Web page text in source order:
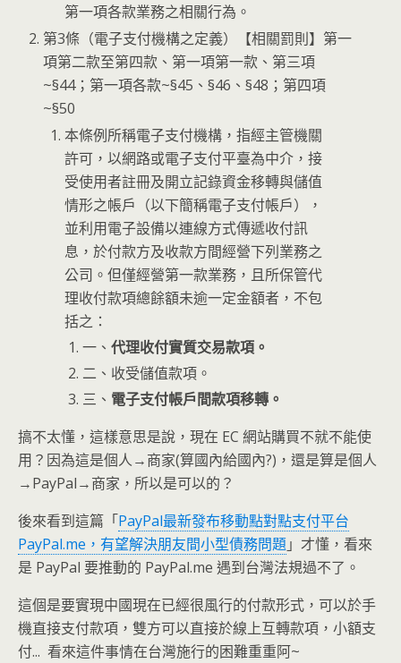
第一項各款業務之相關行為。
第3條（電子支付機構之定義）【相關罰則】第一
項第二款至第四款、第一項第一款、第三項
~§44；第一項各款~§45、§46、§48；第四項
~§50
本條例所稱電子支付機構，指經主管機關
許可，以網路或電子支付平臺為中介，接
受使用者註冊及開立記錄資金移轉與儲值
情形之帳戶（以下簡稱電子支付帳戶），
並利用電子設備以連線方式傳遞收付訊
息，於付款方及收款方間經營下列業務之
公司。但僅經營第一款業務，且所保管代
理收付款項總餘額未逾一定金額者，不包
括之：
一、代理收付實質交易款項。
二、收受儲值款項。
三、 電子支付帳戶間款項移轉。
搞不太懂，這樣意思是說，現在 EC 網站購買不就不能使
用？因為這是個人→商家(算國內給國內?)，還是算是個人
→PayPal→商家，所以是可以的？
後來看到這篇「PayPal最新發布移動點對點支付平台
PayPal.me，有望解決朋友間小型債務問題」才懂，看來
是 PayPal 要推動的 PayPal.me 遇到台灣法規過不了。
這個是要實現中國現在已經很風行的付款形式，可以於手
機直接支付款項，雙方可以直接於線上互轉款項，小額支
付... 看來這件事情在台灣施行的困難重重阿~